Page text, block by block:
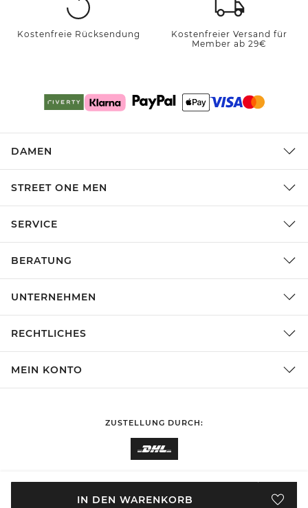
IN DEN WARENKORB
Kostenfreie Rücksendung
Kostenfreier Versand für
Member ab 29€
DAMEN
STREET ONE MEN
SERVICE
BERATUNG
UNTERNEHMEN
RECHTLICHES
MEIN KONTO
ZUSTELLUNG DURCH: